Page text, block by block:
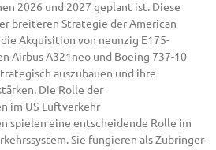
2026 und 2027 geplant ist. Diese
breiteren Strategie der American
Akquisition von neunzig E175-
Airbus A321neo und Boeing 737-10
auszubauen und ihre
Die Rolle der
im US-Luftverkehr
spielen eine entscheidende Rolle im
Sie fungieren als Zubringer